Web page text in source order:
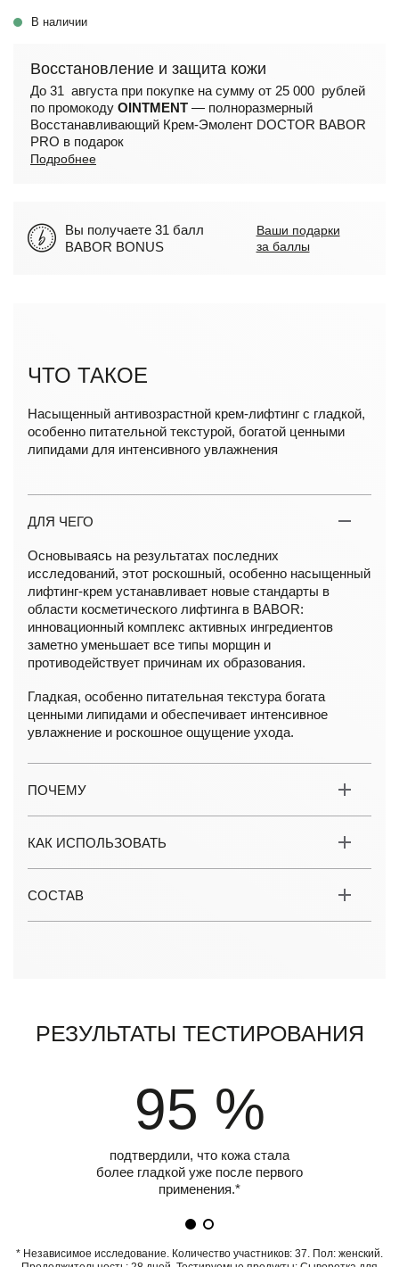
В наличии
Восстановление и защита кожи
До 31 августа при покупке на сумму от 25 000 рублей
по промокоду OINTMENT — полноразмерный
Восстанавливающий Крем-Эмолент DOCTOR BABOR
PRO в подарок
Подробнее
Вы получаете 31 балл
BABOR BONUS
Ваши подарки
за баллы
ЧТО ТАКОЕ
Насыщенный антивозрастной крем-лифтинг с гладкой,
особенно питательной текстурой, богатой ценными
липидами для интенсивного увлажнения
ДЛЯ ЧЕГО
Основываясь на результатах последних
исследований, этот роскошный, особенно насыщенный
лифтинг-крем устанавливает новые стандарты в
области косметического лифтинга в BABOR:
инновационный комплекс активных ингредиентов
заметно уменьшает все типы морщин и
противодействует причинам их образования.
Гладкая, особенно питательная текстура богата
ценными липидами и обеспечивает интенсивное
увлажнение и роскошное ощущение ухода.
ПОЧЕМУ
КАК ИСПОЛЬЗОВАТЬ
СОСТАВ
Результаты тестирования
95 %
подтвердили, что кожа стала
более гладкой уже после первого
применения.*
* Независимое исследование. Количество участников: 37. Пол: женский.